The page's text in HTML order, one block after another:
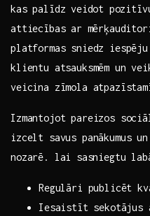
kas palīdz ⁢veidot⁢
attiecības⁣ ar
platformas sniedz
klientu atsauksmēm un
veicina zīmola
Izmantojot pareizos
izcelt ‌savus panākumus
nozarē. lai ⁤sasniegtu
Regulāri publicēt
Iesaistīt sekotājus